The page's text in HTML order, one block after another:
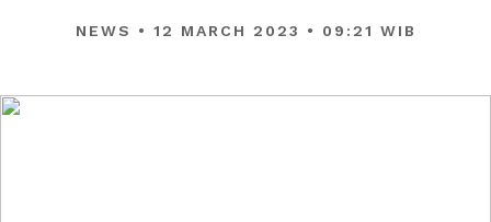
NEWS • 12 MARCH 2023 • 09:21 WIB